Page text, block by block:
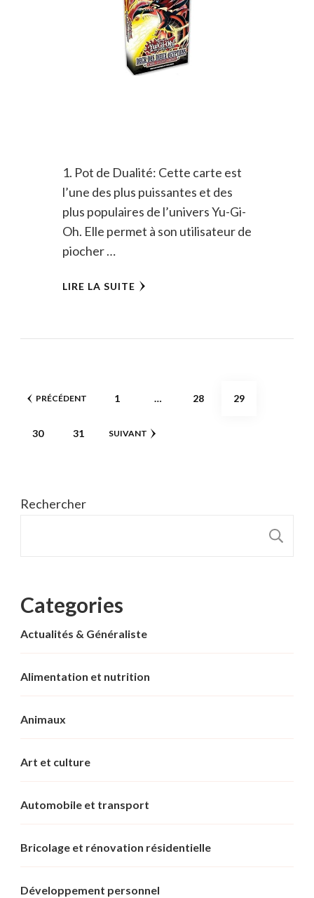
1. Pot de Dualité: Cette carte est
l’une des plus puissantes et des
plus populaires de l’univers Yu-Gi-
Oh. Elle permet à son utilisateur de
piocher …
LIRE LA SUITE
Pagination
publications
PRÉCÉDENT PAGE
1 … PAGE
28 PAGE
29
PAGE
30 PAGE
31 SUIVANT
Rechercher
Categories
Actualités & Généraliste
Alimentation et nutrition
Animaux
Art et culture
Automobile et transport
Bricolage et rénovation résidentielle
Développement personnel